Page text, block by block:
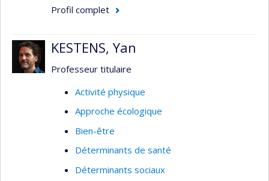
Profil complet
KESTENS, Yan
Professeur titulaire
Activité physique
Approche écologique
Bien-être
Déterminants de santé
Déterminants sociaux